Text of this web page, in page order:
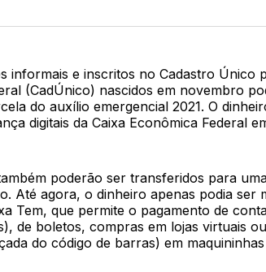
informais e inscritos no Cadastro Único
(CadÚnico) nascidos em novembro
do auxílio emergencial 2021. O
digitais da Caixa Econômica Federal
poderão ser transferidos para
Até agora, o dinheiro apenas podia ser
Tem, que permite o pagamento de
de boletos, compras em lojas virtuais
do código de barras) em